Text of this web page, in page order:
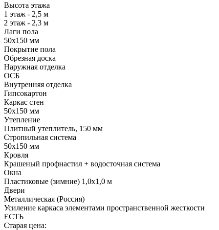
Высота этажа
1 этаж - 2,5 м
2 этаж - 2,3 м
Лаги пола
50х150 мм
Покрытие пола
Обрезная доска
Наружная отделка
ОСБ
Внутренняя отделка
Гипсокартон
Каркас стен
50х150 мм
Утепление
Плитный утеплитель, 150 мм
Стропильная система
50х150 мм
Кровля
Крашеный профнастил + водосточная система
Окна
Пластиковые (зимние) 1,0х1,0 м
Двери
Металлическая (Россия)
Усиление каркаса элементами пространственной жесткости
ЕСТЬ
Старая цена: